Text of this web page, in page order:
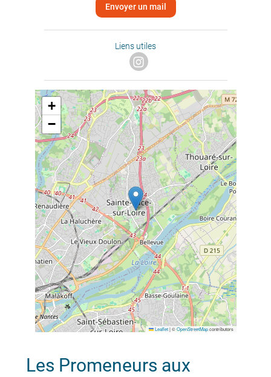
Envoyer un mail
Liens utiles
+
−
Leaflet |©OpenStreetMapcontributors
Les Promeneurs aux